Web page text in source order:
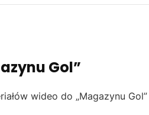
Gol”
wideo do „Magazynu